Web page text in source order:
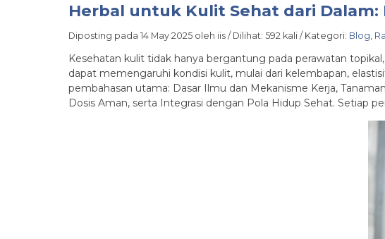
Herbal untuk Kulit Sehat dari
Diposting pada 14 May 2025 oleh iis / Dilihat: 592 kali / Kategori: Blog,
Kesehatan kulit tidak hanya bergantung pada perawatan
dapat memengaruhi kondisi kulit, mulai dari kelembapan,
pembahasan utama: Dasar Ilmu dan Mekanisme Kerja,
Dosis Aman, serta Integrasi dengan Pola Hidup Sehat. Setiap